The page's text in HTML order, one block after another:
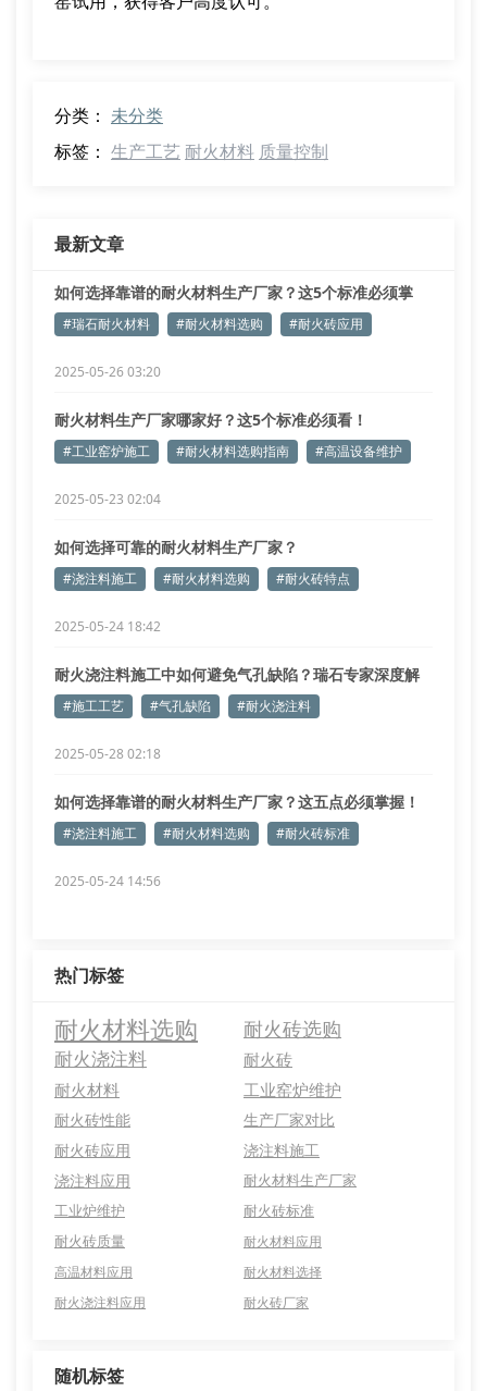
分类： 未分类
标签： 生产工艺 耐火材料 质量控制
最新文章
如何选择靠谱的耐火材料生产厂家？这5个标准必须掌
握！
#瑞石耐火材料 #耐火材料选购 #耐火砖应用
2025-05-26 03:20
耐火材料生产厂家哪家好？这5个标准必须看！
#工业窑炉施工 #耐火材料选购指南 #高温设备维护
2025-05-23 02:04
如何选择可靠的耐火材料生产厂家？
#浇注料施工 #耐火材料选购 #耐火砖特点
2025-05-24 18:42
耐火浇注料施工中如何避免气孔缺陷？瑞石专家深度解
析#施工工艺 #气孔缺陷 #耐火浇注料
2025-05-28 02:18
如何选择靠谱的耐火材料生产厂家？这五点必须掌握！
#浇注料施工 #耐火材料选购 #耐火砖标准
2025-05-24 14:56
热门标签
耐火材料选购 耐火砖选购
耐火浇注料
耐火砖
耐火材料
工业窑炉维护
耐火砖性能
生产厂家对比
耐火砖应用
浇注料施工
浇注料应用
耐火材料生产厂家
工业炉维护
耐火砖标准
耐火砖质量
耐火材料应用
高温材料应用
耐火材料选择
耐火浇注料应用
耐火砖厂家
随机标签